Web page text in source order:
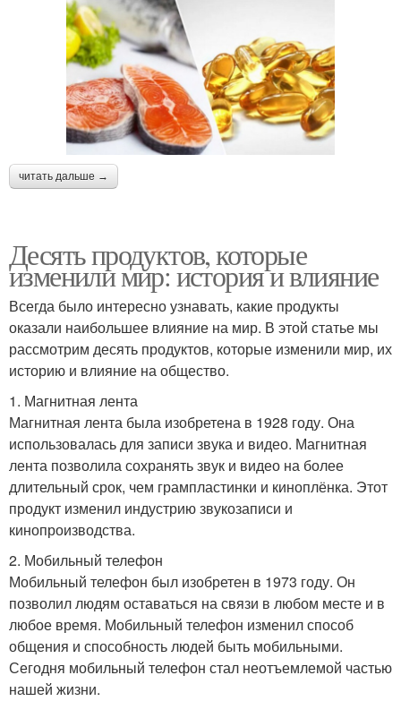
читать дальше →
Десять продуктов, которые
изменили мир: история и влияние
Всегда было интересно узнавать, какие продукты
оказали наибольшее влияние на мир. В этой статье мы
рассмотрим десять продуктов, которые изменили мир, их
историю и влияние на общество.
1. Магнитная лента
Магнитная лента была изобретена в 1928 году. Она
использовалась для записи звука и видео. Магнитная
лента позволила сохранять звук и видео на более
длительный срок, чем грампластинки и киноплёнка. Этот
продукт изменил индустрию звукозаписи и
кинопроизводства.
2. Мобильный телефон
Мобильный телефон был изобретен в 1973 году. Он
позволил людям оставаться на связи в любом месте и в
любое время. Мобильный телефон изменил способ
общения и способность людей быть мобильными.
Сегодня мобильный телефон стал неотъемлемой частью
нашей жизни.